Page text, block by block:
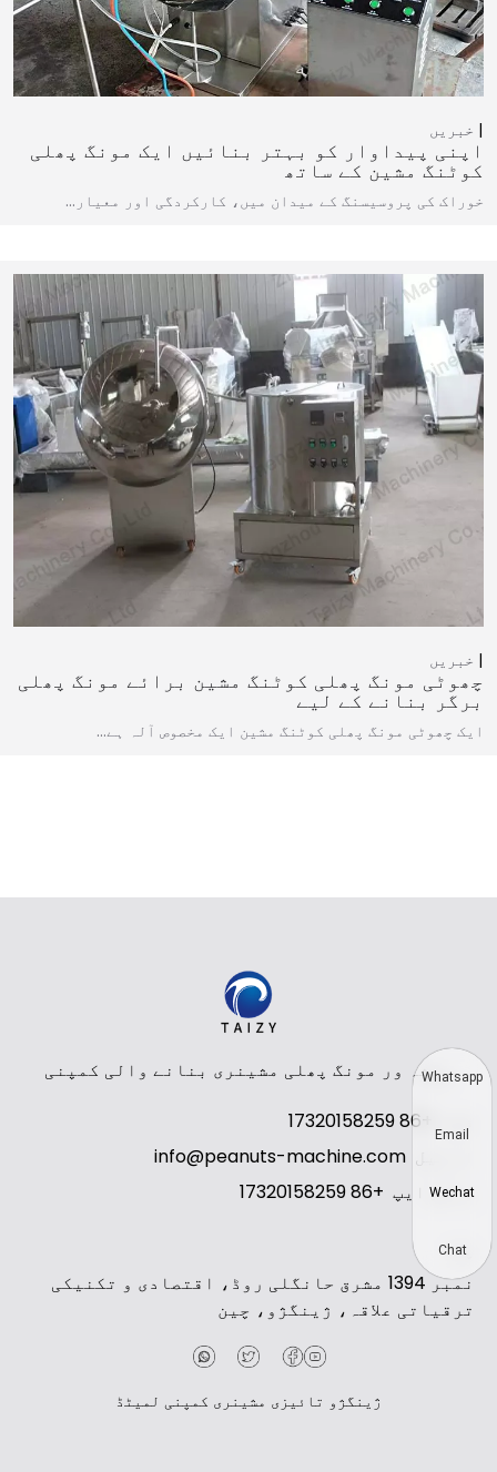
خبریں
اپنی پیداوار کو بہتر بنائیں ایک مونگ پھلی
کوٹنگ مشین کے ساتھ
خوراک کی پروسیسنگ کے میدان میں، کارکردگی اور معیار…
خبریں
چھوٹی مونگ پھلی کوٹنگ مشین برائے مونگ پھلی
برگر بنانے کے لیے
ایک چھوٹی مونگ پھلی کوٹنگ مشین ایک مخصوص آلہ ہے…
پیشہ ور مونگ پھلی مشینری بنانے والی کمپنی
ای میل info@peanuts-machine.com
واٹس ایپ +86 17320158259
پتہ
نمبر 1394 مشرق حانگلی روڈ، اقتصادی و تکنیکی
ترقیاتی علاقہ، ژینگژو، چین
ژینگژو تائیزی مشینری کمپنی لمیٹڈ
Whatsapp
Email
Wechat
Chat